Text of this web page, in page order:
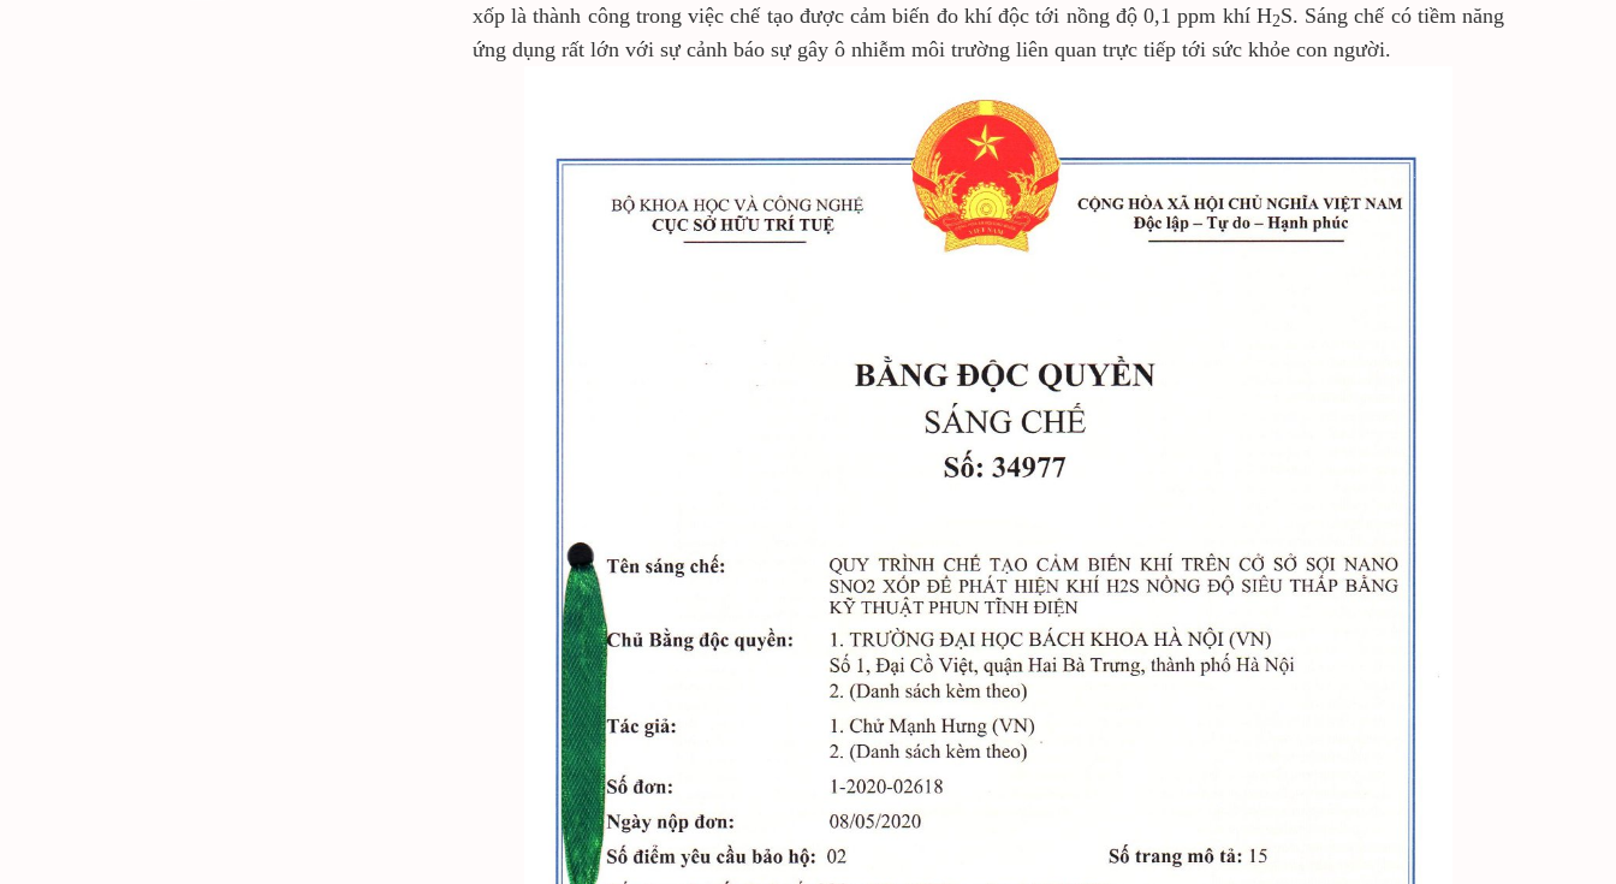
xốp là thành công trong việc chế tạo được cảm biến đo khí độc tới nồng độ 0,1 ppm khí H2S. Sáng chế có tiềm năng
ứng dụng rất lớn với sự cảnh báo sự gây ô nhiễm môi trường liên quan trực tiếp tới sức khỏe con người.